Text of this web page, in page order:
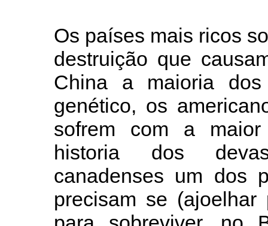
Os países mais ricos
destruição que
China a maioria
genético, os
sofrem com a
historia dos
canadenses um dos
precisam se